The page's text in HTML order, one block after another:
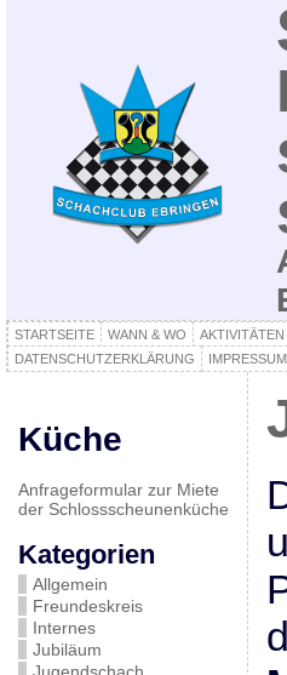
STARTSEITE WANN & WO AKTIVITÄTEN
DATENSCHUTZERKLÄRUNG
IMPRESSUM
Küche
Anfrageformular zur Miete
der Schlossscheunenküche
Kategorien
Allgemein
Freundeskreis
Internes
Jubiläum